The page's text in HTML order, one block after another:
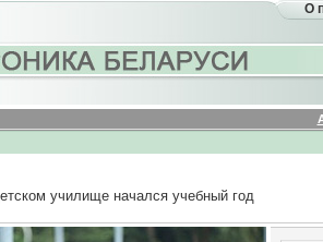
О
училище начался учебный год